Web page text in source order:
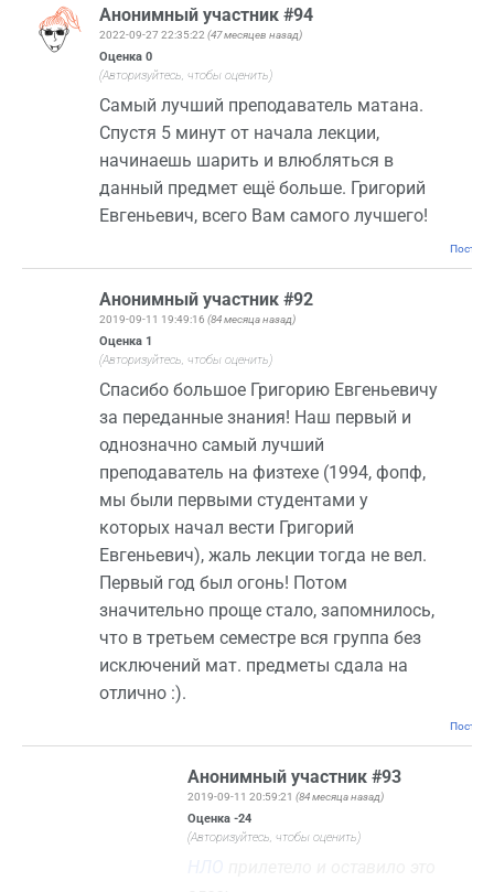
Анонимный участник #94
2022-09-27 22:35:22 (47 месяцев назад)
Оценка 0
(Авторизуйтесь, чтобы оценить)
Самый лучший преподаватель матана.
Спустя 5 минут от начала лекции,
начинаешь шарить и влюбляться в
данный предмет ещё больше. Григорий
Евгеньевич, всего Вам самого лучшего!
Анонимный участник #92
2019-09-11 19:49:16 (84 месяца назад)
Оценка 1
(Авторизуйтесь, чтобы оценить)
Спасибо большое Григорию Евгеньевичу
за переданные знания! Наш первый и
однозначно самый лучший
преподаватель на физтехе (1994, фопф,
мы были первыми студентами у
которых начал вести Григорий
Евгеньевич), жаль лекции тогда не вел.
Первый год был огонь! Потом
значительно проще стало, запомнилось,
что в третьем семестре вся группа без
исключений мат. предметы сдала на
отлично :).
Анонимный участник #93
2019-09-11 20:59:21(84 месяца назад)
Оценка-24
(Авторизуйтесь, чтобы оценить)